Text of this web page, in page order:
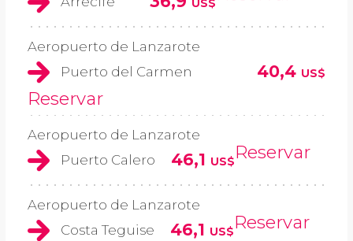
US$
Aeropuerto de Lanzarote
Puerto del Carmen
40,4 US$
Reservar
Aeropuerto de Lanzarote
Puerto Calero
46,1 US$Reservar
Aeropuerto de Lanzarote
Costa Teguise
46,1 US$Reservar